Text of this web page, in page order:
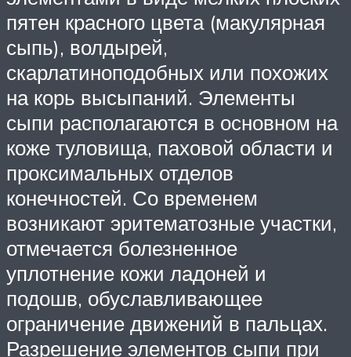
пятен красного цвета (макулярная
сыпь), волдырей,
скарлатиноподобных или похожих
на корь высыпаний. Элементы
сыпи располагаются в основном на
коже туловища, паховой области и
проксимальных отделов
конечностей. Со временем
возникают эритематозные участки,
отмечается болезненное
уплотнение кожи ладоней и
подошв, обуславливающее
ограничение движений в пальцах.
Разрешение элементов сыпи при